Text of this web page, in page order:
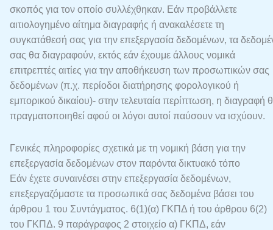
σκοπός για τον οποίο συλλέχθηκαν. Εάν προβάλλετε
αιτιολογημένο αίτημα διαγραφής ή ανακαλέσετε τη
συγκατάθεσή σας για την επεξεργασία δεδομένων, τα
σας θα διαγραφούν, εκτός εάν έχουμε άλλους νομικά
επιτρεπτές αιτίες για την αποθήκευση των προσωπικών σας
δεδομένων (π.χ. περίοδοι διατήρησης φορολογικού ή
εμπορικού δικαίου)- στην τελευταία περίπτωση, η διαγραφή
πραγματοποιηθεί αφού οι λόγοι αυτοί παύσουν να ισχύουν.
Γενικές πληροφορίες σχετικά με τη νομική βάση για την
επεξεργασία δεδομένων στον παρόντα δικτυακό τόπο
Εάν έχετε συναινέσει στην επεξεργασία δεδομένων,
επεξεργαζόμαστε τα προσωπικά σας δεδομένα βάσει του
άρθρου 1 του Συντάγματος. 6(1)(α) ΓΚΠΔ ή του άρθρου 6(2)
του ΓΚΠΔ. 9 παράγραφος 2 στοιχείο α) ΓΚΠΔ, εάν